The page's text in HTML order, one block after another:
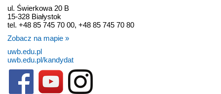
ul. Świerkowa 20 B
15-328 Białystok
tel. +48 85 745 70 00, +48 85 745 70 80
Zobacz na mapie »
uwb.edu.pl
uwb.edu.pl/kandydat